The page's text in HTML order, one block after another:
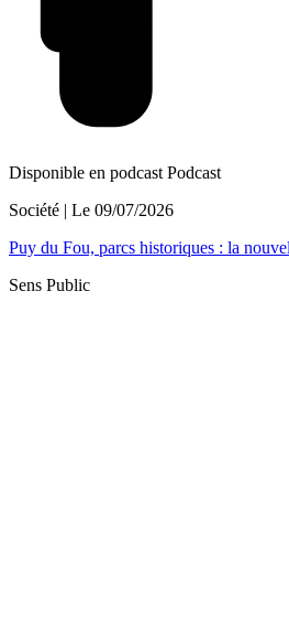
Disponible en podcast Podcast
Société | Le 09/07/2026
Puy du Fou, parcs historiques : la
Sens Public